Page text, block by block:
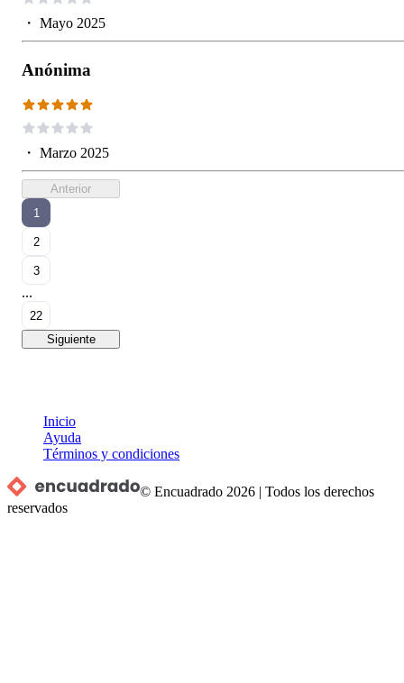
・ Mayo 2025
Anónima
・ Marzo 2025
Anterior
1
2
3
...
22
Siguiente
Inicio
Ayuda
Términos y condiciones
© Encuadrado 2026 |Todos los derechos
reservados